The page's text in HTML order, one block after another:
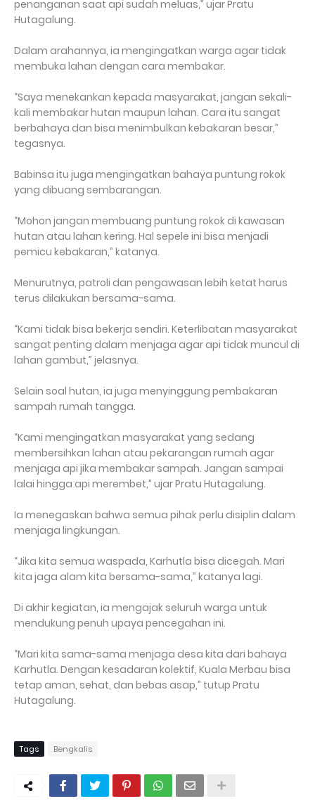
penanganan saat api sudah meluas,” ujar Pratu
Hutagalung.
Dalam arahannya, ia mengingatkan warga agar tidak
membuka lahan dengan cara membakar.
“Saya menekankan kepada masyarakat, jangan sekali-
kali membakar hutan maupun lahan. Cara itu sangat
berbahaya dan bisa menimbulkan kebakaran besar,”
tegasnya.
Babinsa itu juga mengingatkan bahaya puntung rokok
yang dibuang sembarangan.
“Mohon jangan membuang puntung rokok di kawasan
hutan atau lahan kering. Hal sepele ini bisa menjadi
pemicu kebakaran,” katanya.
Menurutnya, patroli dan pengawasan lebih ketat harus
terus dilakukan bersama-sama.
“Kami tidak bisa bekerja sendiri. Keterlibatan masyarakat
sangat penting dalam menjaga agar api tidak muncul di
lahan gambut,” jelasnya.
Selain soal hutan, ia juga menyinggung pembakaran
sampah rumah tangga.
“Kami mengingatkan masyarakat yang sedang
membersihkan lahan atau pekarangan rumah agar
menjaga api jika membakar sampah. Jangan sampai
lalai hingga api merembet,” ujar Pratu Hutagalung.
Ia menegaskan bahwa semua pihak perlu disiplin dalam
menjaga lingkungan.
“Jika kita semua waspada, Karhutla bisa dicegah. Mari
kita jaga alam kita bersama-sama,” katanya lagi.
Di akhir kegiatan, ia mengajak seluruh warga untuk
mendukung penuh upaya pencegahan ini.
“Mari kita sama-sama menjaga desa kita dari bahaya
Karhutla. Dengan kesadaran kolektif, Kuala Merbau bisa
tetap aman, sehat, dan bebas asap,” tutup Pratu
Hutagalung.
Tags Bengkalis